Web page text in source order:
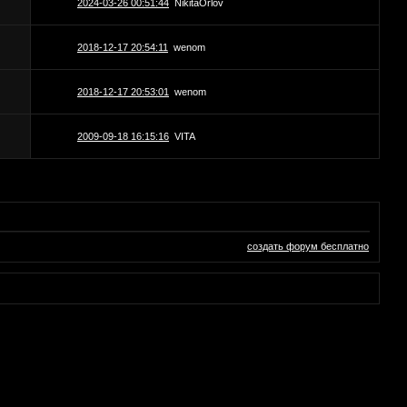
2024-03-26 00:51:44 NikitaOrlov
2018-12-17 20:54:11 wenom
2018-12-17 20:53:01 wenom
2009-09-18 16:15:16 VITA
создать форум бесплатно